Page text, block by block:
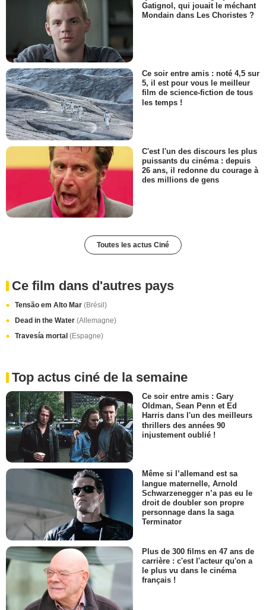
Gatignol, qui jouait le méchant
Mondain dans Les Choristes ?
Ce soir entre amis : noté 4,5 sur
5, il est pour vous le meilleur
film de science-fiction de tous
les temps !
C'est l'un des discours les plus
puissants du cinéma : depuis
26 ans, il redonne du courage à
des millions de gens
Toutes les actus Ciné
Ce film dans d'autres pays
Tensão em Alto Mar (Brésil)
Dead in the Water (Allemagne)
Travesía mortal (Espagne)
Top actus ciné de la semaine
Ce soir entre amis : Gary
Oldman, Sean Penn et Ed
Harris dans l'un des meilleurs
thrillers des années 90
injustement oublié !
Même si l’allemand est sa
langue maternelle, Arnold
Schwarzenegger n’a pas eu le
droit de doubler son propre
personnage dans la saga
Terminator
Plus de 300 films en 47 ans de
carrière : c'est l'acteur qu'on a
le plus vu dans le cinéma
français !